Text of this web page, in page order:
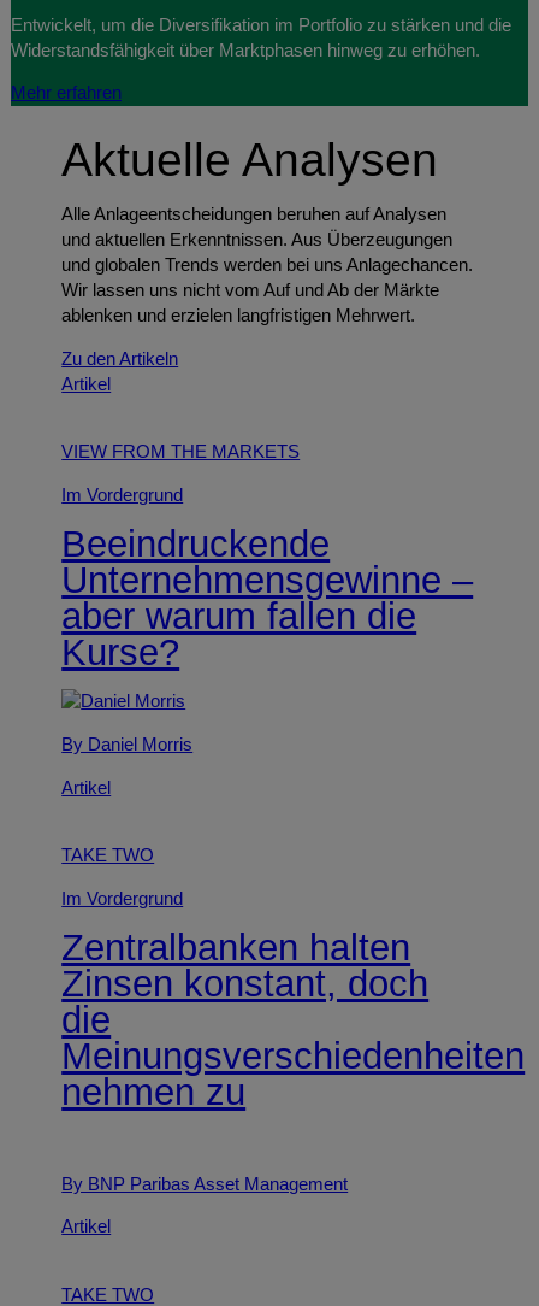
Entwickelt, um die Diversifikation im Portfolio zu stärken und die
Widerstandsfähigkeit über Marktphasen hinweg zu erhöhen.
Mehr erfahren
Aktuelle Analysen
Alle Anlageentscheidungen beruhen auf Analysen
und aktuellen Erkenntnissen. Aus Überzeugungen
und globalen Trends werden bei uns Anlagechancen.
Wir lassen uns nicht vom Auf und Ab der Märkte
ablenken und erzielen langfristigen Mehrwert.
Zu den Artikeln
Artikel
VIEW FROM THE MARKETS
Im Vordergrund
Beeindruckende
Unternehmensgewinne –
aber warum fallen die
Kurse?
By Daniel Morris
Artikel
TAKE TWO
Im Vordergrund
Zentralbanken halten
Zinsen konstant, doch
die
Meinungsverschiedenheiten
nehmen zu
By BNP Paribas Asset Management
Artikel
TAKE TWO